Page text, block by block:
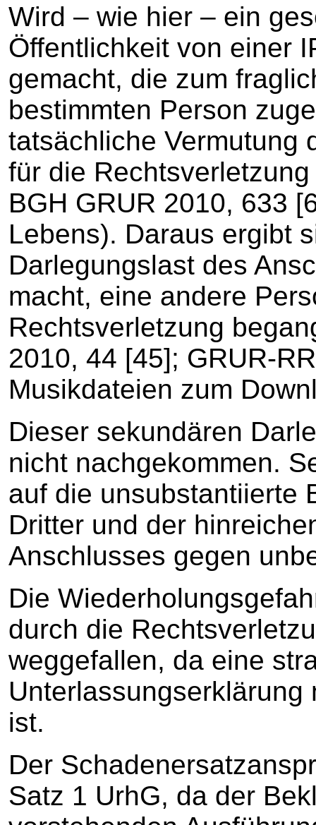
Wird – wie hier – ein
Öffentlichkeit von einer
gemacht, die zum
bestimmten Person
tatsächliche Vermutung
für die
BGH GRUR 2010, 633
Lebens). Daraus ergibt
Darlegungslast des
macht, eine andere
Rechtsverletzung
2010, 44 [45]; GRUR-
Musikdateien zum
Dieser sekundären
nicht nachgekommen.
auf die unsubstantiierte
Dritter und der
Anschlusses gegen
Die
durch die
weggefallen, da eine
ist.
Der
Satz 1 UrhG, da der